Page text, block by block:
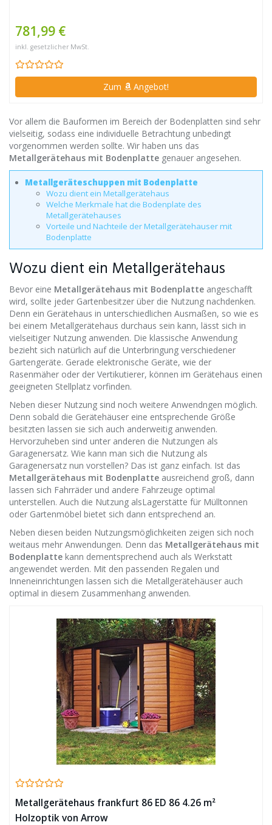
781,99 €
inkl. gesetzlicher MwSt.
Zum Angebot!
Vor allem die Bauformen im Bereich der Bodenplatten sind sehr
vielseitig, sodass eine individuelle Betrachtung unbedingt
vorgenommen werden sollte. Wir haben uns das
Metallgerätehaus mit Bodenplatte genauer angesehen.
Metallgeräteschuppen mit Bodenplatte
Wozu dient ein Metallgerätehaus
Welche Merkmale hat die Bodenplate des
Metallgerätehauses
Vorteile und Nachteile der Metallgerätehauser mit
Bodenplatte
Wozu dient ein Metallgerätehaus
Bevor eine Metallgerätehaus mit Bodenplatte angeschafft
wird, sollte jeder Gartenbesitzer über die Nutzung nachdenken.
Denn ein Gerätehaus in unterschiedlichen Ausmaßen, so wie es
bei einem Metallgerätehaus durchaus sein kann, lässt sich in
vielseitiger Nutzung anwenden. Die klassische Anwendung
bezieht sich natürlich auf die Unterbringung verschiedener
Gartengeräte. Gerade elektronische Geräte, wie der
Rasenmäher oder der Vertikutierer, können im Gerätehaus einen
geeigneten Stellplatz vorfinden.
Neben dieser Nutzung sind noch weitere Anwendngen möglich.
Denn sobald die Gerätehäuser eine entsprechende Größe
besitzten lassen sie sich auch anderweitig anwenden.
Hervorzuheben sind unter anderen die Nutzungen als
Garagenersatz. Wie kann man sich die Nutzung als
Garagenersatz nun vorstellen? Das ist ganz einfach. Ist das
Metallgerätehaus mit Bodenplatte ausreichend groß, dann
lassen sich Fahrräder und andere Fahrzeuge optimal
unterstellen. Auch die Nutzung alsLagerstätte für Mülltonnen
oder Gartenmöbel bietet sich dann entsprechend an.
Neben diesen beiden Nutzungsmöglichkeiten zeigen sich noch
weitaus mehr Anwendungen. Denn das Metallgerätehaus mit
Bodenplatte kann dementsprechend auch als Werkstatt
angewendet werden. Mit den passenden Regalen und
Inneneinrichtungen lassen sich die Metallgerätehäuser auch
optimal in diesem Zusammenhang anwenden.
Metallgerätehaus frankfurt 86 ED 86 4.26 m²
Holzoptik von Arrow